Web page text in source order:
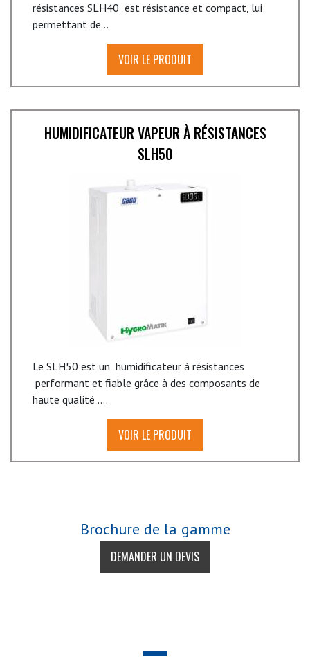
résistances SLH40 est résistance et compact, lui
permettant de...
VOIR LE PRODUIT
HUMIDIFICATEUR VAPEUR À RÉSISTANCES
SLH50
Le SLH50 est un humidificateur à résistances
performant et fiable grâce à des composants de
haute qualité ....
VOIR LE PRODUIT
Brochure de la gamme
DEMANDER UN DEVIS